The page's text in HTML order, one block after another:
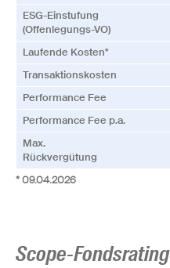
ESG-Einstufung
(Offenlegungs-VO)
Laufende Kosten*
Transaktionskosten
Performance Fee
Performance Fee p.a.
Max.
Rückvergütung
* 09.04.2026
Scope-Fondsrating